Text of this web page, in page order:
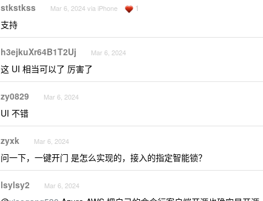
stkstkss Mar 6, 2024 via iPhone 1
支持
h3ejkuXr64B1T2Uj Mar 6, 2024
这 UI 相当可以了 厉害了
zy0829 Mar 6, 2024
UI 不错
zyxk Mar 6, 2024
问一下，一键开门 是怎么实现的，接入的指定智能锁？
lsylsy2 Mar 6, 2024